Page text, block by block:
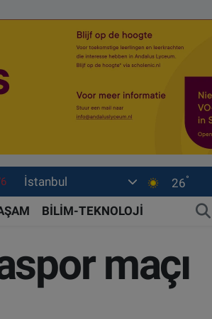
İstanbul 26°
BİLİM-TEKNOLOJİ
maçı